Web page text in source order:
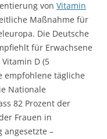
von Vitamin
Maßnahme für
Die Deutsche
für Erwachsene
D (5
empfohlene tägliche
Nationale
82 Prozent der
Frauen in
angesetzte –